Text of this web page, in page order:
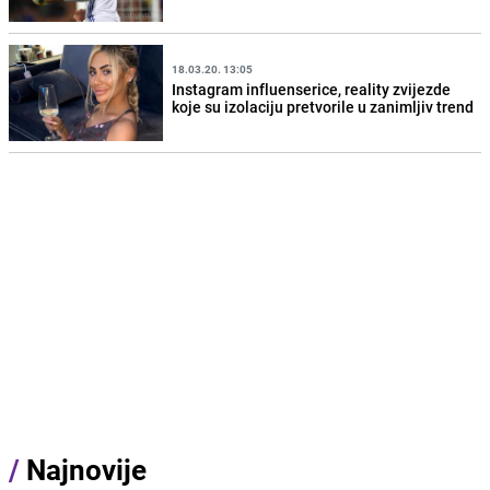
18.03.20. 13:05
Instagram influenserice, reality zvijezde
koje su izolaciju pretvorile u zanimljiv trend
/ Najnovije